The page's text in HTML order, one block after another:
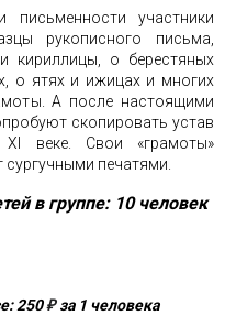
участники
рукописного письма,
кириллицы, о берестяных
о ятях и ижицах и многих
А после настоящими
скопировать устав
веке. Свои «грамоты»
печатями.
в группе: 10 человек
250₽за 1 человека